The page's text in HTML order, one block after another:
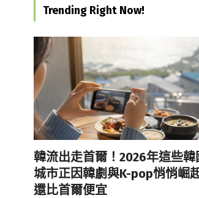
Trending Right Now!
韓流出走首爾！2026年這些韓
城市正因韓劇與K-pop悄悄崛
還比首爾便宜